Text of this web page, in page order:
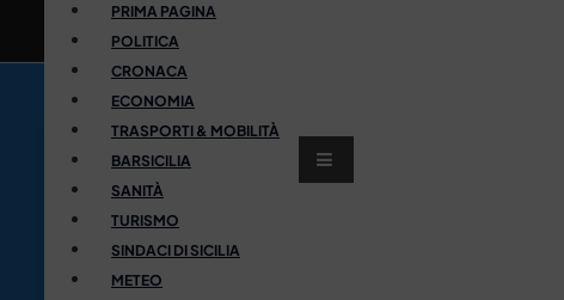
PRIMA PAGINA
POLITICA
CRONACA
ECONOMIA
TRASPORTI & MOBILITÀ
BARSICILIA
SANITÀ
TURISMO
SINDACI DI SICILIA
METEO